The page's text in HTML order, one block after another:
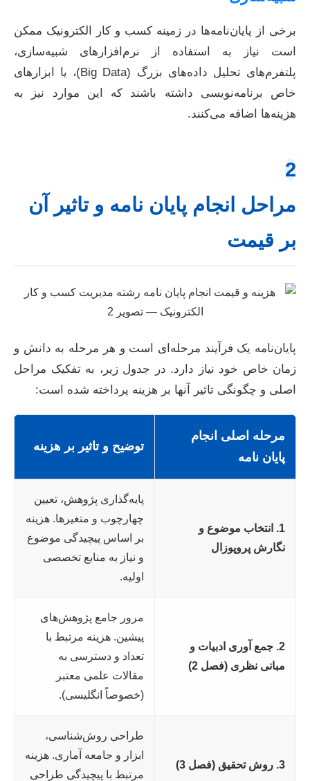
برخی از پایان‌نامه‌ها در زمینه کسب و کار الکترونیک ممکن
است نیاز به استفاده از نرم‌افزارهای شبیه‌سازی،
پلتفرم‌های تحلیل داده‌های بزرگ (Big Data)، یا ابزارهای
خاص برنامه‌نویسی داشته باشند که این موارد نیز به
هزینه‌ها اضافه می‌کنند.
2
مراحل انجام پایان نامه و تاثیر آن
بر قیمت
پایان‌نامه یک فرآیند مرحله‌ای است و هر مرحله به دانش و
زمان خاص خود نیاز دارد. در جدول زیر، به تفکیک مراحل
اصلی و چگونگی تاثیر آنها بر هزینه پرداخته شده است:
مرحله اصلی انجام
پایان نامه
توضیح و تاثیر بر هزینه
1. انتخاب موضوع و
نگارش پروپوزال
پایه‌گذاری پژوهش، تعیین
چهارچوب و متغیرها. هزینه
بر اساس پیچیدگی موضوع
و نیاز به منابع تخصصی
اولیه.
2. جمع آوری ادبیات و
مبانی نظری (فصل 2)
مرور جامع پژوهش‌های
پیشین. هزینه مرتبط با
تعداد و دسترسی به
مقالات علمی معتبر
(خصوصاً انگلیسی).
3. روش تحقیق (فصل 3)
طراحی روش‌شناسی،
ابزار و جامعه آماری. هزینه
مرتبط با پیچیدگی طراحی